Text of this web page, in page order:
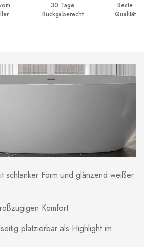
30 Tage
Rückgaberecht
Beste
Qualität
schlanker Form und glänzend weißer
Komfort
platzierbar als Highlight im